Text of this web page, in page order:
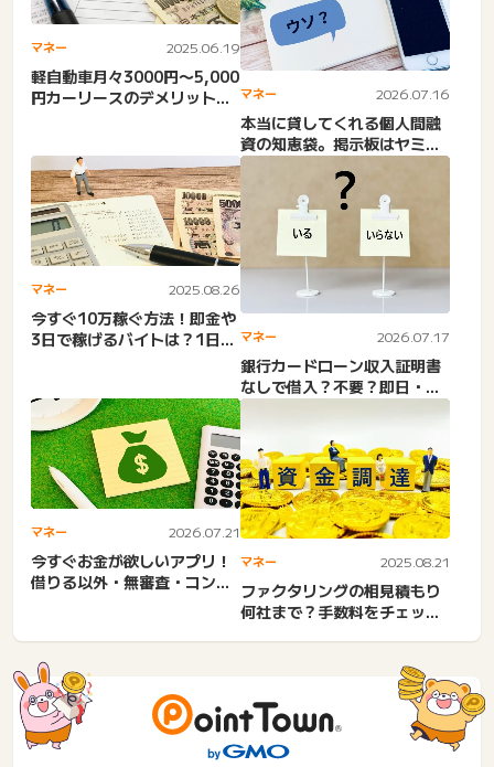
マネー 2025.06.19
軽自動車月々3000円〜5,000
円カーリースのデメリット！
マネー 2026.07.16
本当に貸してくれる個人間融
資の知恵袋。掲示板はヤミ
金？くじらは詐欺？お金貸し
マネー 2025.08.26
今すぐ10万稼ぐ方法！即金や
3日で稼げるバイトは？1日・ マネー 2026.07.17
銀行カードローン収入証明書
なしで借入？不要？即日・出
さない・提出しないキャッ
マネー 2026.07.21
今すぐお金が欲しいアプリ！
借りる以外・無審査・コンビ
マネー 2025.08.21
ファクタリングの相見積もり
何社まで？手数料をチェッ